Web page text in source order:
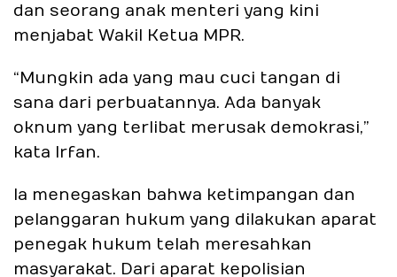
dan seorang anak menteri yang kini
menjabat Wakil Ketua MPR.
“Mungkin ada yang mau cuci tangan di
sana dari perbuatannya. Ada banyak
oknum yang terlibat merusak demokrasi,”
kata Irfan.
Ia menegaskan bahwa ketimpangan dan
pelanggaran hukum yang dilakukan aparat
penegak hukum telah meresahkan
masyarakat. Dari aparat kepolisian